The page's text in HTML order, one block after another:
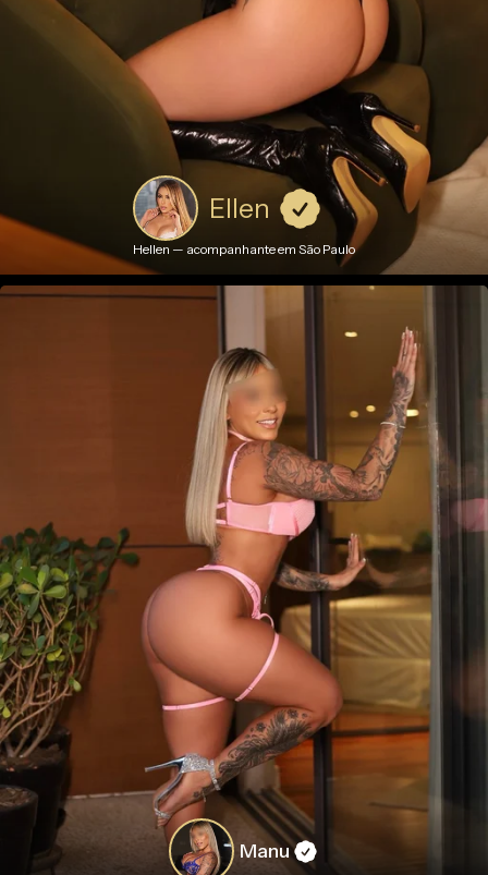
Ellen
Manu